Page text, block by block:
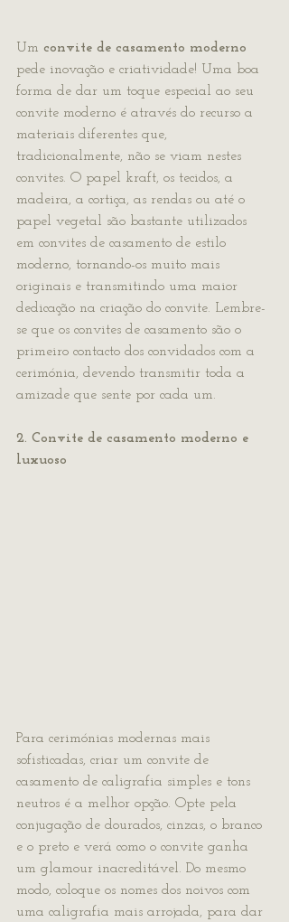
Um convite de casamento moderno
pede inovação e criatividade! Uma boa
forma de dar um toque especial ao seu
convite moderno é através do recurso a
materiais diferentes que,
tradicionalmente, não se viam nestes
convites. O papel kraft, os tecidos, a
madeira, a cortiça, as rendas ou até o
papel vegetal são bastante utilizados
em convites de casamento de estilo
moderno, tornando-os muito mais
originais e transmitindo uma maior
dedicação na criação do convite. Lembre-
se que os convites de casamento são o
primeiro contacto dos convidados com a
cerimónia, devendo transmitir toda a
amizade que sente por cada um.
2. Convite de casamento moderno e
luxuoso
Para cerimónias modernas mais
sofisticadas, criar um convite de
casamento de caligrafia simples e tons
neutros é a melhor opção. Opte pela
conjugação de dourados, cinzas, o branco
e o preto e verá como o convite ganha
um glamour inacreditável. Do mesmo
modo, coloque os nomes dos noivos com
uma caligrafia mais arrojada, para dar